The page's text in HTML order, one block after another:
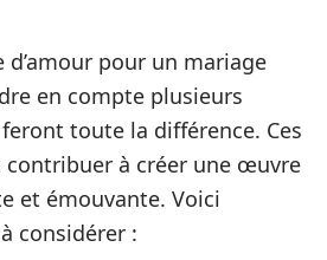
d’amour pour un mariage
en compte plusieurs
toute la différence. Ces
contribuer à créer une œuvre
et émouvante. Voici
considérer :